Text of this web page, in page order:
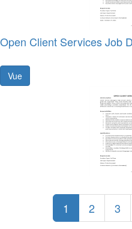
Open Client Services Job
Vue
1 2 3